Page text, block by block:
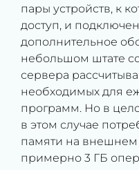
пары устройств, к
доступ, и
дополнительное
небольшом штате
сервера
необходимых для
программ. Но в
в этом случае
памяти на
примерно 3 ГБ